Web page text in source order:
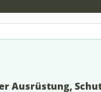
Ausrüstung,